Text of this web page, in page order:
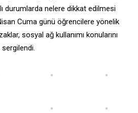
durumlarda nelere dikkat edilmesi
Cuma günü öğrencilere yönelik
sosyal ağ kullanımı konularını